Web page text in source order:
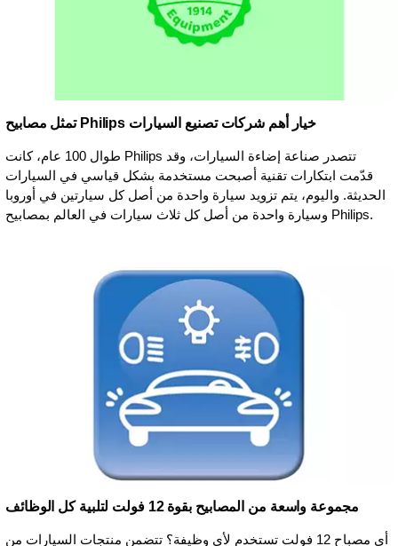
تمثل مصابيح Philips خيار أهم شركات تصنيع السيارات
طوال 100 عام، كانت Philips تتصدر صناعة إضاءة السيارات، وقد
قدّمت ابتكارات تقنية أصبحت مستخدمة بشكل قياسي في السيارات
الحديثة. واليوم، يتم تزويد سيارة واحدة من أصل كل سيارتين في أوروبا
وسيارة واحدة من أصل كل ثلاث سيارات في العالم بمصابيح Philips.
مجموعة واسعة من المصابيح بقوة 12 فولت لتلبية كل الوظائف
أي مصباح 12 فولت تستخدم لأي وظيفة؟ تتضمن منتجات السيارات من